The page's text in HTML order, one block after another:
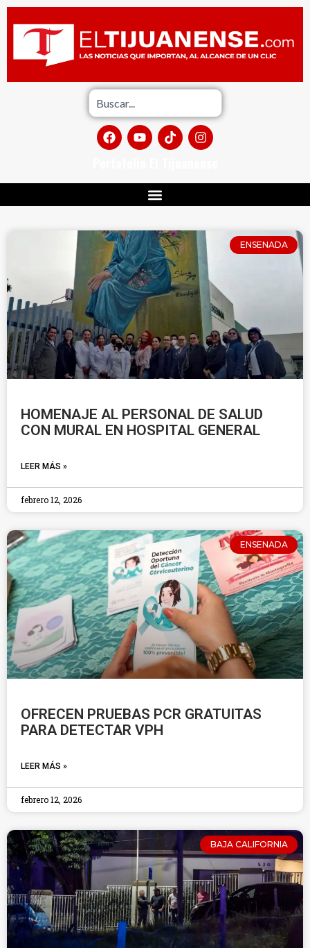
ENSENADA
HOMENAJE AL PERSONAL DE SALUD
CON MURAL EN HOSPITAL GENERAL
LEER MÁS »
febrero 12, 2026
ENSENADA
OFRECEN PRUEBAS PCR GRATUITAS
PARA DETECTAR VPH
LEER MÁS »
febrero 12, 2026
BAJA CALIFORNIA